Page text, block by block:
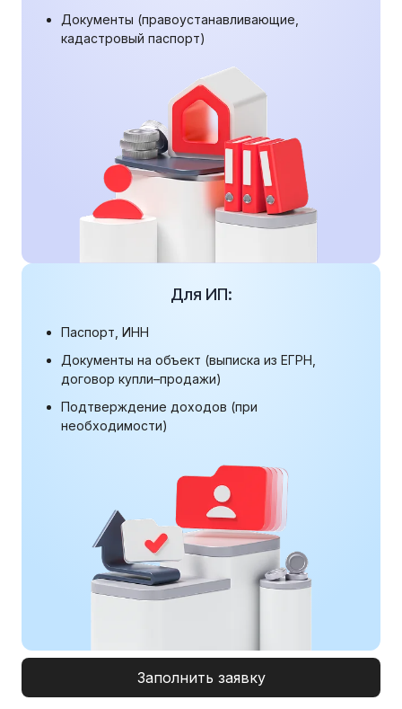
Документы (правоустанавливающие,
кадастровый паспорт)
Для ИП:
Паспорт, ИНН
Документы на объект (выписка из ЕГРН,
договор купли–продажи)
Подтверждение доходов (при
необходимости)
Заполнить заявку